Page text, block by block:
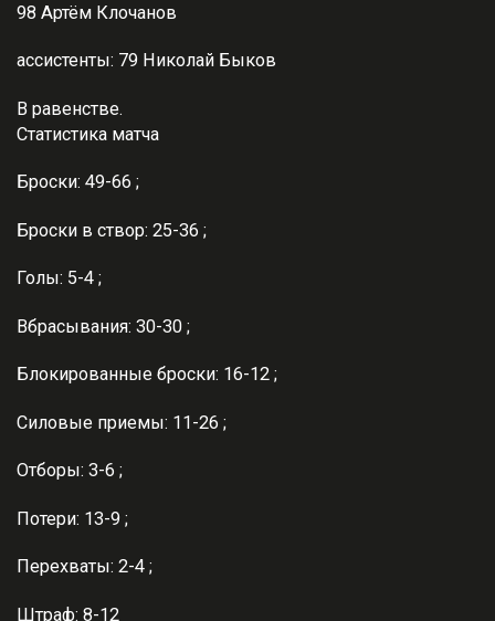
98 Артём Клочанов
ассистенты: 79 Николай Быков
В равенстве.
Статистика матча
Броски: 49-66 ;
Броски в створ: 25-36 ;
Голы: 5-4 ;
Вбрасывания: 30-30 ;
Блокированные броски: 16-12 ;
Силовые приемы: 11-26 ;
Отборы: 3-6 ;
Потери: 13-9 ;
Перехваты: 2-4 ;
Штраф: 8-12